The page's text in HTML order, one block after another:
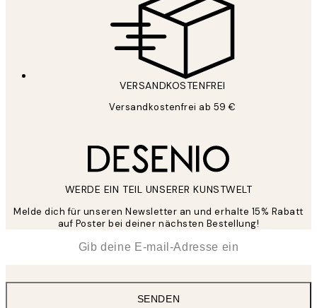
VERSANDKOSTENFREI
Versandkostenfrei ab 59 €
WERDE EIN TEIL UNSERER KUNSTWELT
Melde dich für unseren Newsletter an und erhalte 15% Rabatt
auf Poster bei deiner nächsten Bestellung!
SENDEN